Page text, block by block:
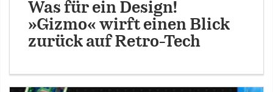
Was für ein Design!
»Gizmo« wirft einen Blick
zurück auf Retro-Tech